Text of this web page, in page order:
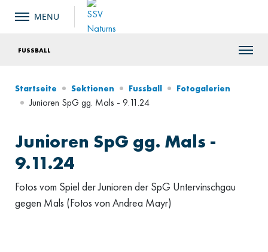
FUSSBALL
Startseite Sektionen Fussball Fotogalerien
Junioren SpG gg. Mals - 9.11.24
Junioren SpG gg. Mals -
9.11.24
Fotos vom Spiel der Junioren der SpG Untervinschgau
gegen Mals (Fotos von Andrea Mayr)